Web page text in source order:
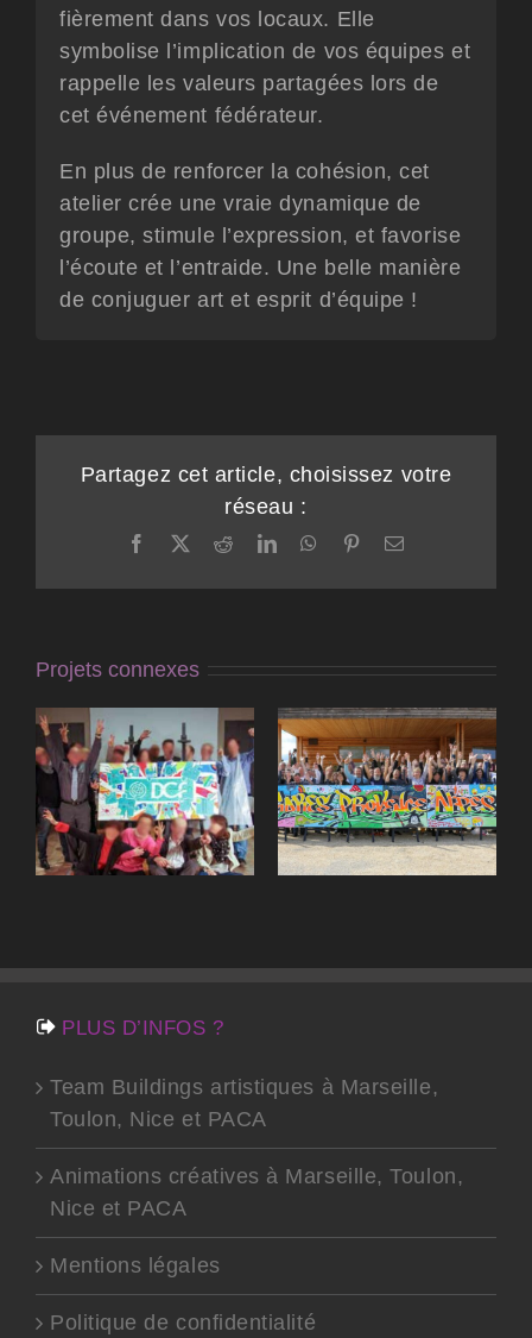
fièrement dans vos locaux. Elle
symbolise l’implication de vos équipes et
rappelle les valeurs partagées lors de
cet événement fédérateur.
En plus de renforcer la cohésion, cet
atelier crée une vraie dynamique de
groupe, stimule l’expression, et favorise
l’écoute et l’entraide. Une belle manière
de conjuguer art et esprit d’équipe !
Partagez cet article, choisissez votre
réseau :
Facebook RedditLinkedInWhatsApp
PinterestEmail
Projets connexes
Team Building
Graffiti à
Marseille,
Toulon, Nice ou
Région SUD
Team Building
Art et exposition
à Marseille,
Toulon, Nice
PLUS D’INFOS ?
Team Buildings artistiques à Marseille,
Toulon, Nice et PACA
Animations créatives à Marseille, Toulon,
Nice et PACA
Mentions légales
Politique de confidentialité